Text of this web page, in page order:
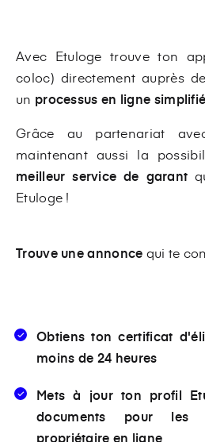
Avec Etuloge trouve ton
coloc) directement auprès
un processus en ligne
Grâce au partenariat
maintenant aussi la
meilleur service de garant
Etuloge !
Trouve une annonce qui te
Obtiens toncertificat
moins de 24 heures
Mets à jour ton profil
documents pour
propriétaire en ligne